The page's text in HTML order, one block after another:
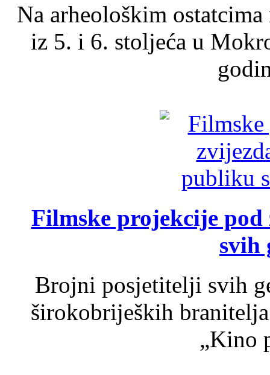
Na arheološkim
iz 5. i 6. stoljeća u
Filmske projekcije
svih
Brojni posjetitelji svih
širokobrijeških
„Kino